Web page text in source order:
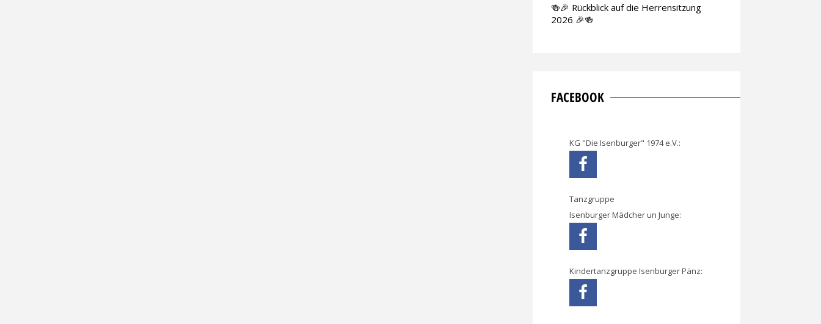
🍻🎉 Rückblick auf die Herrensitzung
2026 🎉🍻
FACEBOOK
KG "Die Isenburger" 1974 e.V.:
Tanzgruppe
Isenburger Mädcher un Junge:
Kindertanzgruppe Isenburger Pänz: